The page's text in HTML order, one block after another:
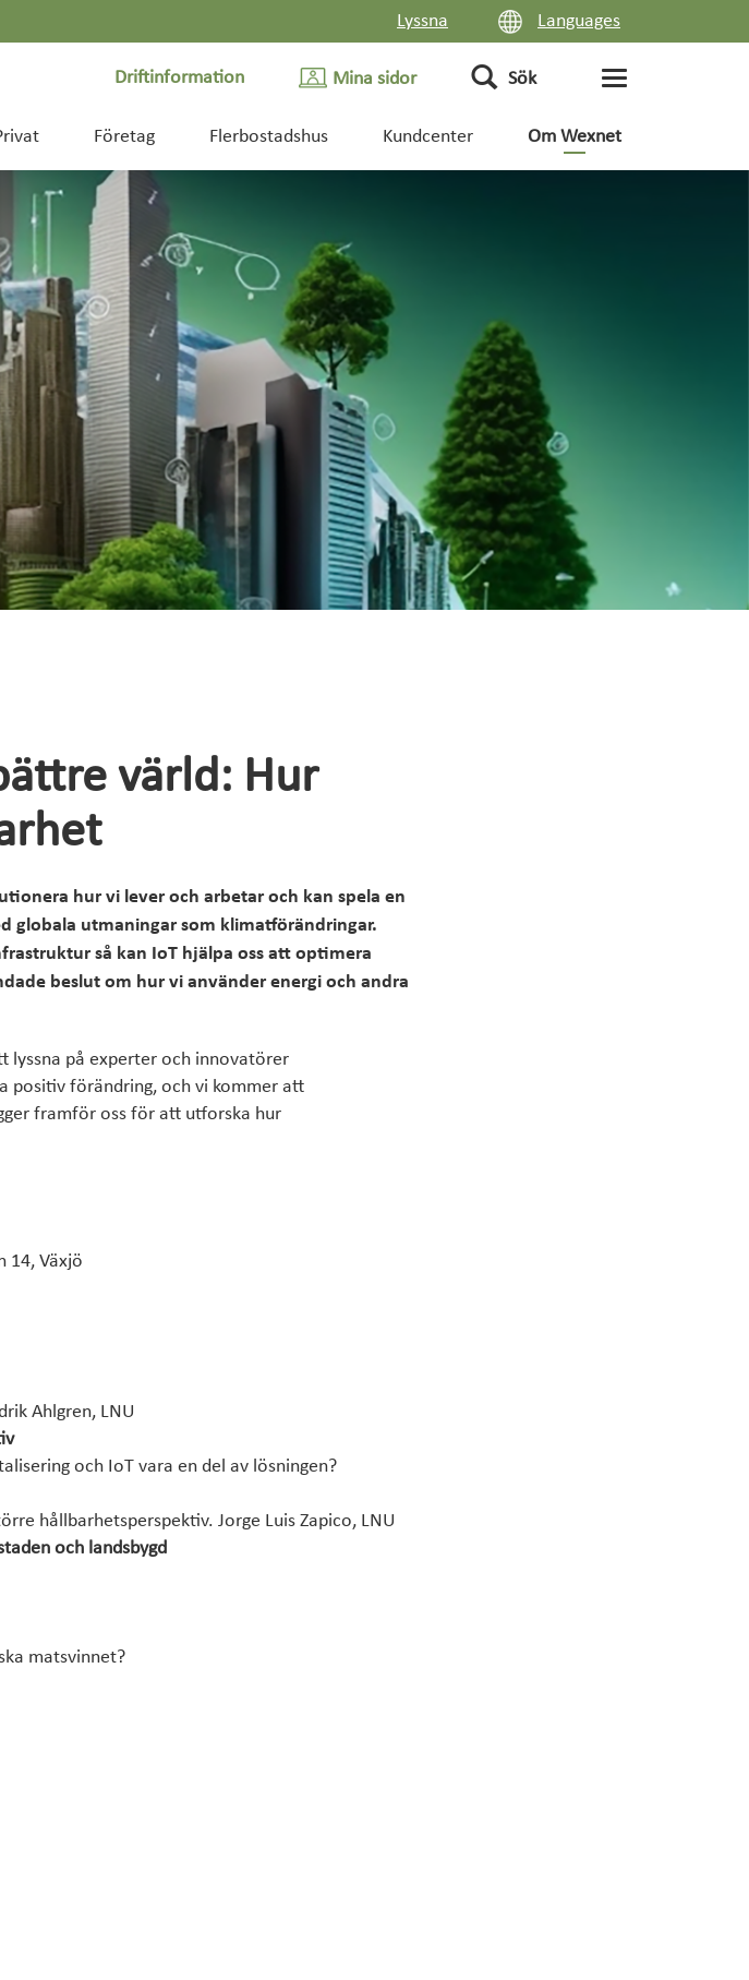
Lyssna Languages
Driftinformation Mina sidor Sök
Företag Flerbostadshus Kundcenter Om Wexnet
värld: Hur
hur vi lever och arbetar och kan spela en
globala utmaningar som klimatförändringar.
så kan IoT hjälpa oss att optimera
beslut om hur vi använder energi och andra
lyssna på experter och innovatörer
positiv förändring, och vi kommer att
framför oss för att utforska hur
14, Växjö
Ahlgren, LNU
och IoT vara en del av lösningen?
hållbarhetsperspektiv. Jorge Luis Zapico, LNU
och landsbygd
matsvinnet?